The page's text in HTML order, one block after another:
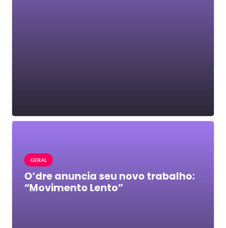
GERAL
O’dre anuncia seu novo trabalho:
“Movimento Lento”